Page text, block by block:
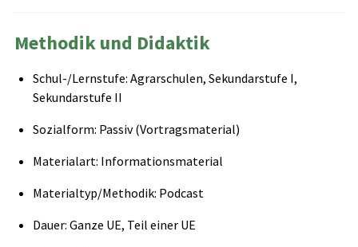
Methodik und Didaktik
Schul-/Lernstufe: Agrarschulen, Sekundarstufe I,
Sekundarstufe II
Sozialform: Passiv (Vortragsmaterial)
Materialart: Informationsmaterial
Materialtyp/Methodik: Podcast
Dauer: Ganze UE, Teil einer UE